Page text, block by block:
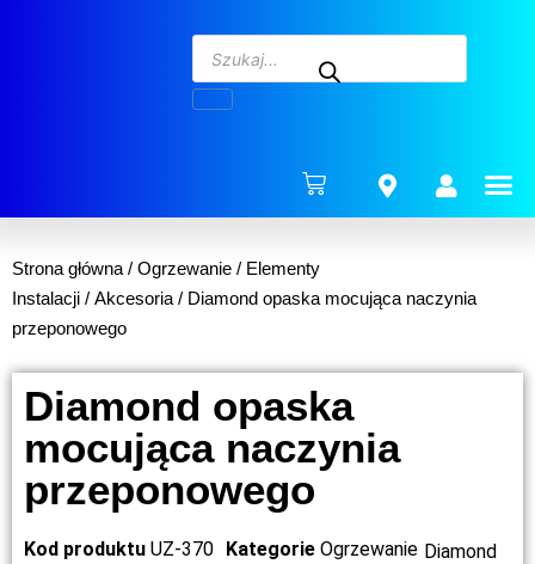
Strona główna / Ogrzewanie / Elementy
Instalacji / Akcesoria / Diamond opaska mocująca naczynia
przeponowego
Diamond opaska
mocująca naczynia
przeponowego
Kod produktu UZ-370 Kategorie Ogrzewanie Diamond